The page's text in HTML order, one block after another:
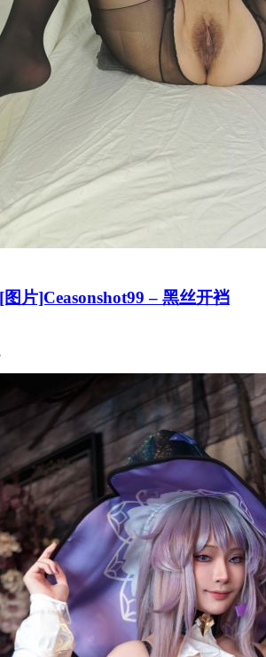
片]Ceasonshot99 – 黑丝开裆